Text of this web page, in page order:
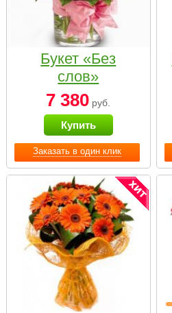
Заказать в один клик
Букет «Без
слов»
7 380 руб.
Купить